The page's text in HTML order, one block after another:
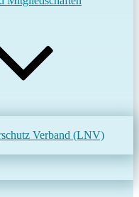
Verband (LNV)